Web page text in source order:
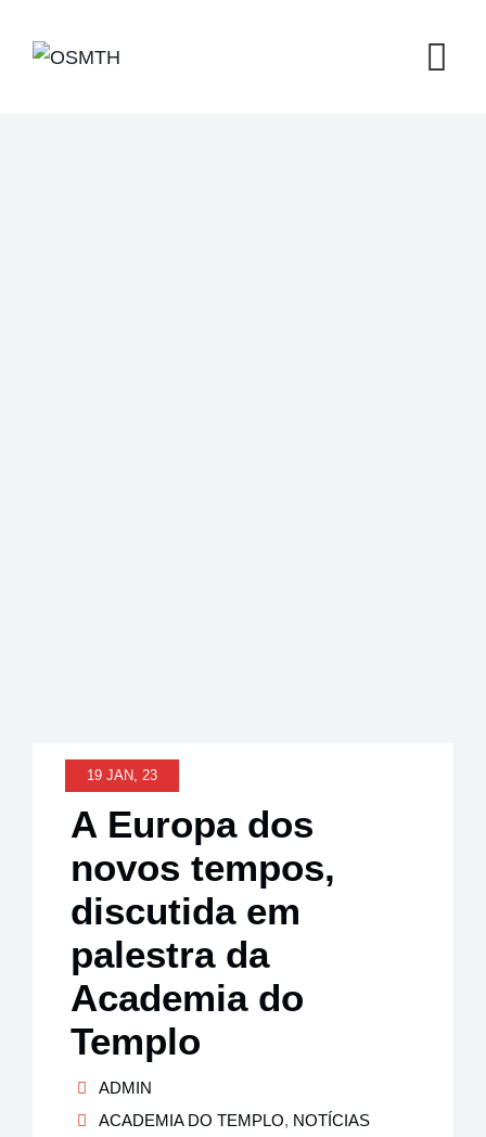
Notícias
19 JAN, 23
A Europa dos
novos tempos,
discutida em
palestra da
Academia do
Templo
ADMIN
ACADEMIA DO TEMPLO, NOTÍCIAS